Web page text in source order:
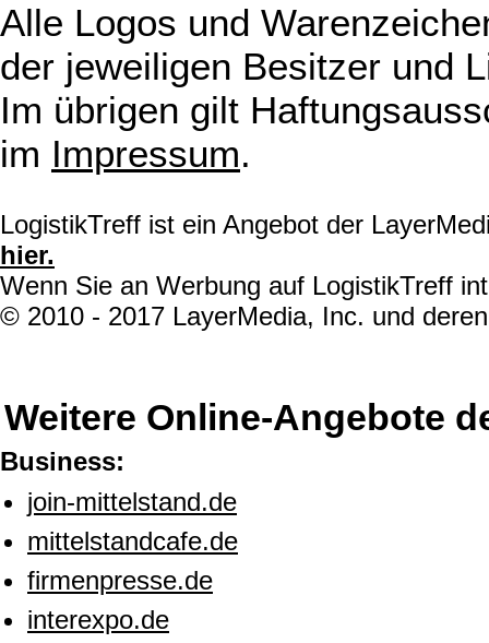
Alle Logos und
der jeweiligen Besitzer und
Im übrigen gilt
im Impressum.
LogistikTreff ist ein Angebot der
hier.
Wenn Sie an Werbung auf LogistikTreff
© 2010 - 2017 LayerMedia, Inc. und
Weitere Online-Angebote
Business:
join-mittelstand.de
mittelstandcafe.de
firmenpresse.de
interexpo.de